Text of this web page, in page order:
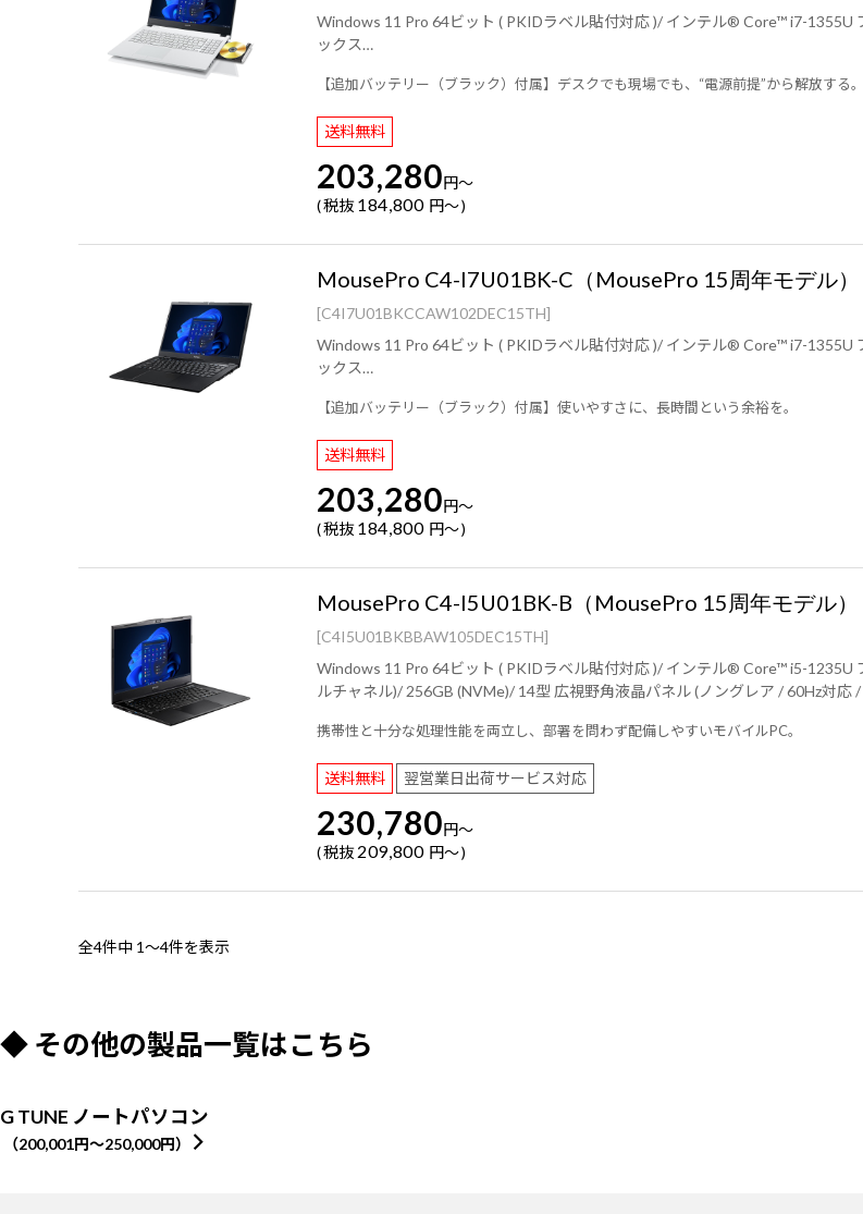
Windows 11 Pro 64ビット ( PKIDラベル貼付対応 )/ インテル® Core™ i7-1355U プロセッサー/ メモリー1枚時(シングルチャネル)：インテル® UHD グラフィ
ックス
15.6型 液晶パネル (ノングレア / 60Hz対応 / アスペクト比16:9)/ Wi-Fi 6E( 最大2.4Gbps )対応 IEEE 802.11 ax/ac/a/b/g/n準拠 ＋ Bluetooth 5内蔵/ BTOにて選択
【追加バッテリー（ブラック）付属】デスクでも現場でも、“電源前提”から解放する。
送料無料
203,280円～
税抜 184,800 円～
MousePro C4-I7U01BK-C（MousePro 15周年モデル）
[C4I7U01BKCCAW102DEC15TH]
Windows 11 Pro 64ビット ( PKIDラベル貼付対応 )/ インテル® Core™ i7-1355U プロセッサー/ メモリー1枚時(シングルチャネル)：インテル® UHD グラフィ
ックス
グレア / 60Hz対応 / アスペクト比16:9)/ Wi-Fi 6E( 最大2.4Gbps )対応 IEEE 802.11 ax/ac/a/b/g/n準拠 ＋ Bluetooth 5内蔵/ 3年間センドバック修理保証・24時間
×365日電話サポート/
【追加バッテリー（ブラック）付属】使いやすさに、長時間という余裕を。
送料無料
203,280円～
税抜 184,800 円～
MousePro C4-I5U01BK-B（MousePro 15周年モデル）
[C4I5U01BKBBAW105DEC15TH]
Windows 11 Pro 64ビット ( PKIDラベル貼付対応 )/ インテル® Core™ i5-1235U プロセッサー/ インテル® Iris® Xe グラフィックス/ 32GB (16GB×2 / デュア
ルチャネル)/ 256GB (NVMe)/ 14型 広視野角液晶パネル (ノングレア / 60Hz対応 / アスペクト比16:9)/ Wi-Fi 6E( 最大2.4Gbps )対応 IEEE 802.11 ax/ac/a/b/g/n準
携帯性と十分な処理性能を両立し、部署を問わず配備しやすいモバイルPC。
送料無料 翌営業日出荷サービス対応
230,780円～
税抜 209,800 円～
全4件中 1～4件を表示
◆ その他の製品一覧はこちら
G TUNE ノートパソコン
（200,001円～250,000円）